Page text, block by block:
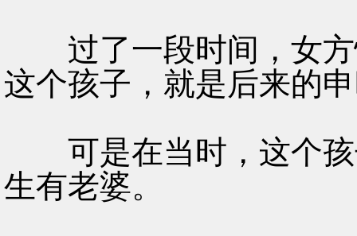
过了一段时间，女方
这个孩子，就是后来的
可是在当时，这个孩
生有老婆。